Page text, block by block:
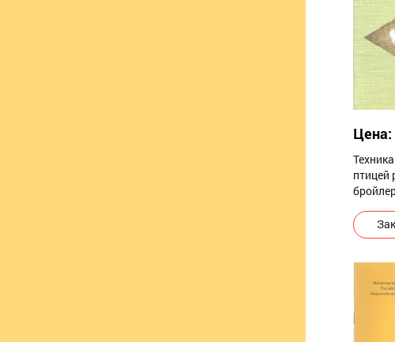
Цена:
птицей